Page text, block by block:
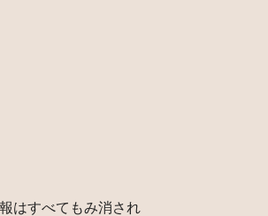
はすべてもみ消され